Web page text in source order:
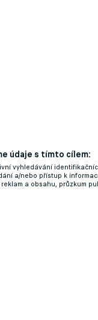
údaje s tímto cílem:
vyhledávání
a/nebo přístup k
a obsahu, průzkum